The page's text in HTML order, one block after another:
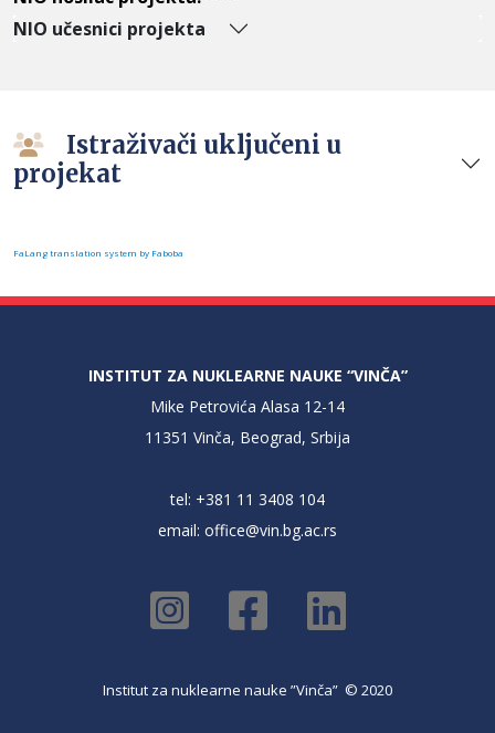
NIO učesnici projekta
Istraživači uključeni u
projekat
FaLang translation system by Faboba
INSTITUT ZA NUKLEARNE NAUKE “VINČA”
Mike Petrovića Alasa 12-14
11351 Vinča, Beograd, Srbija
tel: +381 11 3408 104
email: office@vin.bg.ac.rs
Institut za nuklearne nauke ”Vinča” © 2020